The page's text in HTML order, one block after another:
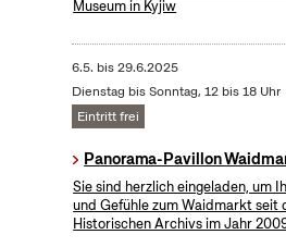
Museum in Kyjiw
6.5. bis29.6.2025
Dienstag bis Sonntag, 12 bis 18 Uhr
Eintritt frei
Panorama-Pavillon
Sie sind herzlich eingeladen, um
und Gefühle zum Waidmarkt seit
Historischen Archivs im Jahr